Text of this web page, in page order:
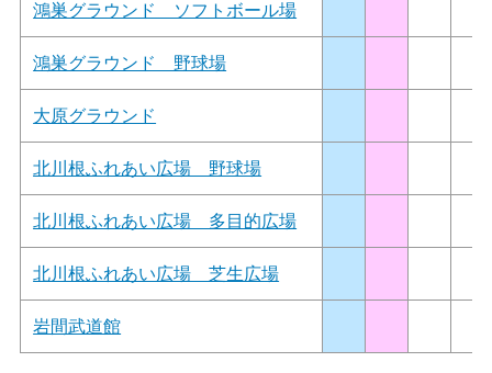
鴻巣グラウンド ソフトボール場
鴻巣グラウンド 野球場
大原グラウンド
北川根ふれあい広場 野球場
北川根ふれあい広場 多目的広場
北川根ふれあい広場 芝生広場
岩間武道館